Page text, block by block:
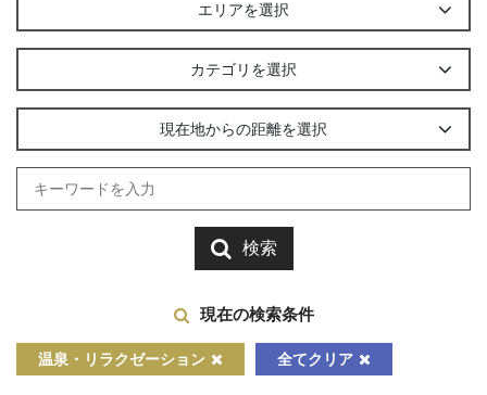
エリアを選択
カテゴリを選択
現在地からの距離を選択
検索
現在の検索条件
温泉・リラクゼーション 全てクリア